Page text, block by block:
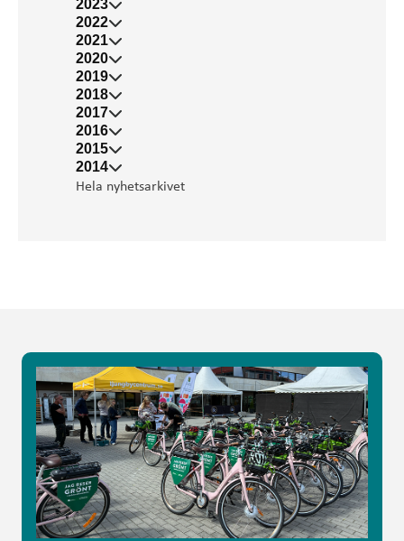
2023
2022
2021
2020
2019
2018
2017
2016
2015
2014
Hela nyhetsarkivet